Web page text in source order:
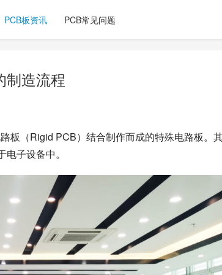
PCB板资讯 PCB常见问题
制造流程
板（Rigid PCB）结合制作而成的特殊电路板。
子设备中。